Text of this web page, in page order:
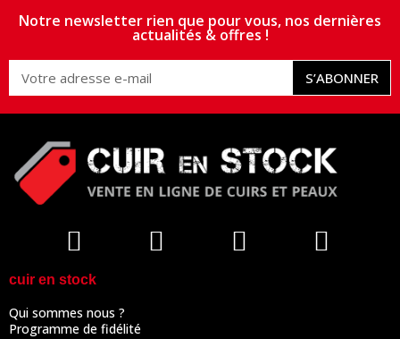
Notre newsletter rien que pour vous, nos dernières
actualités & offres !
S’ABONNER
cuir en stock
Qui sommes nous ?
Programme de fidélité